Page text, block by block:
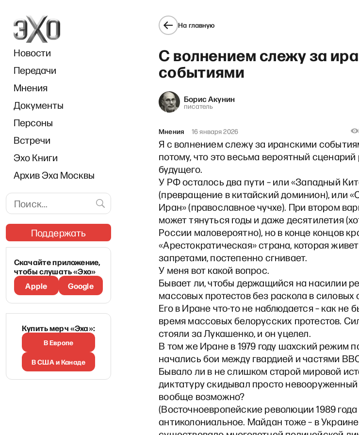
Новости
Передачи
Мнения
Документы
Персоны
Встречи
Эхо Книги
Архив Эха Москвы
Поддержать
Скачайте приложение,
чтобы слушать «Эхо»
Apple
Google
Купить мерч «Эха»:
В Европе
В США и Канаде
На главную
С волнением слежу за
событиями
Борис Акунин
писатель
Мнения 16 января 2026
Я с волнением слежу за иранскими
потому, что это весьма вероятный сценарий
будущего.
У РФ осталось два пути – или «Западный
(превращение в китайский доминион), или
Иран» (православное чучхе). При втором
может тянуться годы и даже десятилетия
России маловероятно), но в конце концов
«Арестократическая» страна, которая
запретами, постепенно сгнивает.
У меня вот какой вопрос.
Бывает ли, чтобы держащийся на насилии
массовых протестов без раскола в силовых
Его в Иране что-то не наблюдается – как не
время массовых белорусских протестов.
стояли за Лукашенко, и он уцелел.
В том же Иране в 1979 году шахский режим
начались бои между гвардией и частями
Бывало ли в не слишком старой мировой
диктатуру скидывал просто
вообще возможно?
(Восточноевропейские революции 1989 года
антиколониальное. Майдан тоже – в
«Академгородок